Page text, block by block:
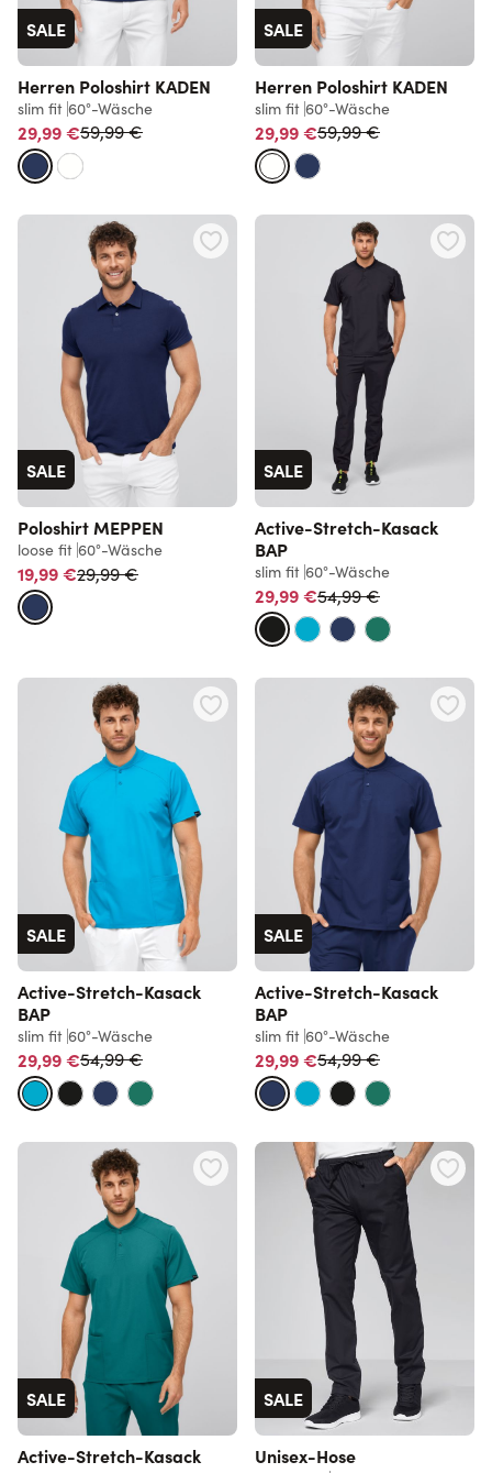
SALE
Herren Poloshirt KADEN
slim fit 60°-Wäsche
29,99 €Normalpreis
59,99 €
SALE
Herren Poloshirt KADEN
slim fit 60°-Wäsche
29,99 €Normalpreis
59,99 €
SALE
Poloshirt MEPPEN
loose fit 60°-Wäsche
19,99 €Normalpreis
29,99 €
SALE
Active-Stretch-Kasack
BAP
slim fit 60°-Wäsche
29,99 €Normalpreis
54,99 €
SALE
Active-Stretch-Kasack
BAP
slim fit 60°-Wäsche
29,99 €Normalpreis
54,99 €
SALE
Active-Stretch-Kasack
BAP
slim fit 60°-Wäsche
29,99 €Normalpreis
54,99 €
SALE
Active-Stretch-Kasack
SALE
Unisex-Hose